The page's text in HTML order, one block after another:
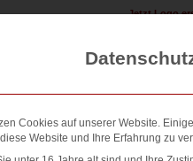
Jetzt Logo
Cookies auf unserer Website.
Website und Ihre Erfahrung zu